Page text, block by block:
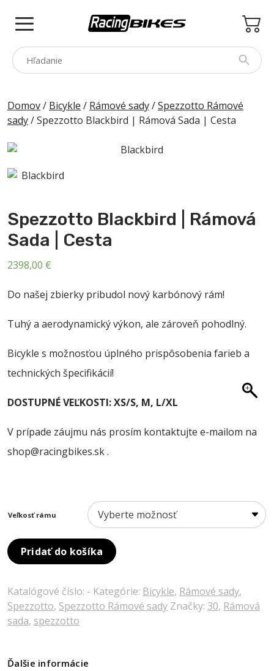
PINARELLO
SPEZZOTTO
PRÍSLUŠENSTVO
ZNAČKY
BAZÁR
KONTAKT
SALE
Domov/ Bicykle / Rámové sady/Spezzotto Rámové
sady/ Spezzotto Blackbird | Rámová Sada | Cesta
Spezzotto Blackbird | Rámová
Sada | Cesta
2398,00 €
Do našej zbierky pribudol nový karbónový rám!
Tuhý a aerodynamický výkon, ale zároveň pohodlný.
Bicykle s možnosťou úplného prispôsobenia farieb a
technických špecifikácií!
DOSTUPNÉ VEĽKOSTI: XS/S, M, L/XL
V prípade záujmu nás prosím kontaktujte e-mailom na
shop@racingbikes.sk .
Veľkosť rámu
Pridať do košíka
Katalógové číslo: - Kategórie: Bicykle, Rámové sady,
Spezzotto, Spezzotto Rámové sady Značky: 30, Rámová
sada, spezzotto
Ďalšie informácie